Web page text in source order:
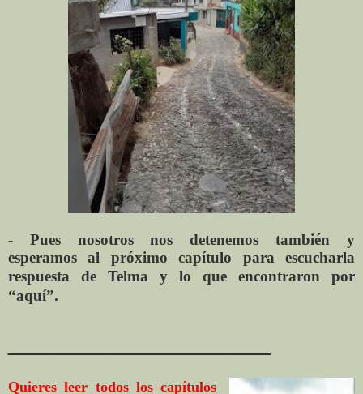
- Pues nosotros nos detenemos también y
esperamosal próximo capítulo para escucharla
respuesta de Telma y lo que encontraron por
“aquí”.
Quieres leer todos los capítulos